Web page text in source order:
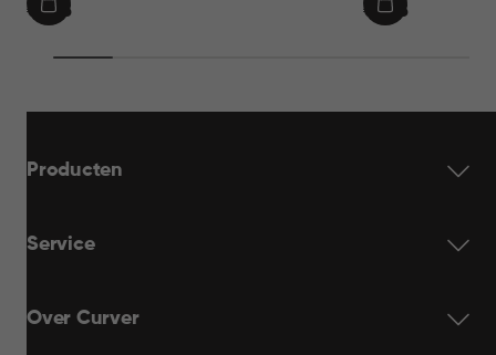
€€ 9,95
IN
€€ 9,95
IN
Producten
Service
Over Curver